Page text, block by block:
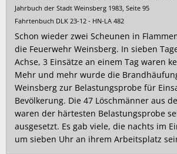
Jahrbuch der Stadt Weinsberg 1983, Seite 95
Fahrtenbuch DLK 23-12 - HN-LA 482
Schon wieder zwei Scheunen in
die Feuerwehr Weinsberg. In sieben
Achse, 3 Einsätze an einem Tag waren
Mehr und mehr wurde die
Weinsberg zur Belastungsprobe für
Bevölkerung. Die 47 Löschmänner aus
waren der härtesten Belastungsprobe
ausgesetzt. Es gab viele, die nachts im
um sieben Uhr an ihrem Arbeitsplatz